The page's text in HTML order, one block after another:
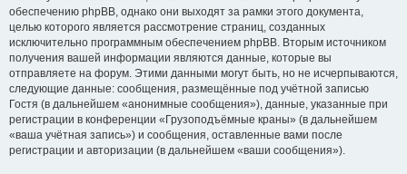
обеспечению phpBB, однако они выходят за рамки этого документа,
целью которого является рассмотрение страниц, созданных
исключительно программным обеспечением phpBB. Вторым источником
получения вашей информации являются данные, которые вы
отправляете на форум. Этими данными могут быть, но не исчерпываются,
следующие данные: сообщения, размещённые под учётной записью
Гостя (в дальнейшем «анонимные сообщения»), данные, указанные при
регистрации в конференции «Грузоподъёмные краны» (в дальнейшем
«ваша учётная запись») и сообщения, оставленные вами после
регистрации и авторизации (в дальнейшем «ваши сообщения»).